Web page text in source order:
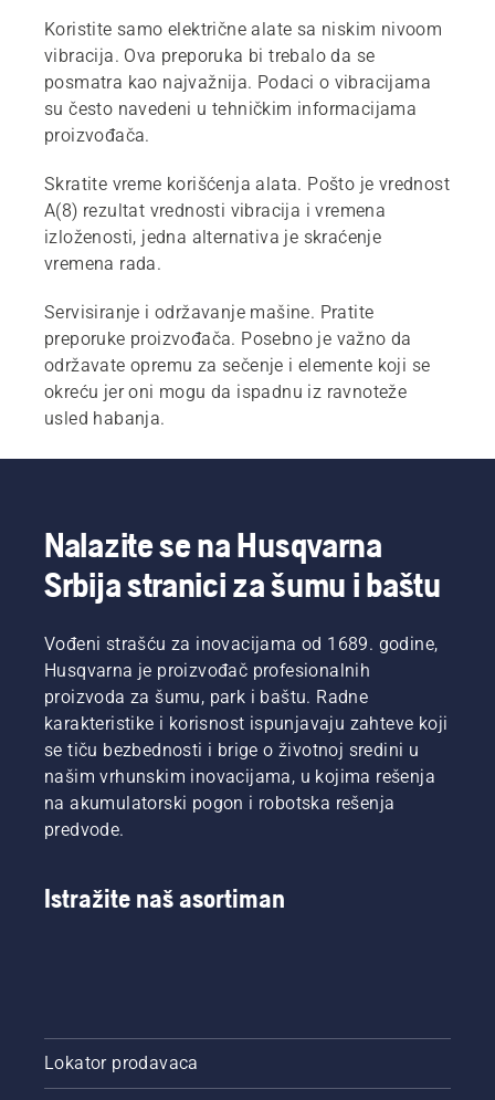
Koristite samo električne alate sa niskim nivoom
vibracija. Ova preporuka bi trebalo da se
posmatra kao najvažnija. Podaci o vibracijama
su često navedeni u tehničkim informacijama
proizvođača.
Skratite vreme korišćenja alata. Pošto je vrednost
A(8) rezultat vrednosti vibracija i vremena
izloženosti, jedna alternativa je skraćenje
vremena rada.
Servisiranje i održavanje mašine. Pratite
preporuke proizvođača. Posebno je važno da
održavate opremu za sečenje i elemente koji se
okreću jer oni mogu da ispadnu iz ravnoteže
usled habanja.
Nalazite se na Husqvarna
Srbija stranici za šumu i baštu
Vođeni strašću za inovacijama od 1689. godine,
Husqvarna je proizvođač profesionalnih
proizvoda za šumu, park i baštu. Radne
karakteristike i korisnost ispunjavaju zahteve koji
se tiču bezbednosti i brige o životnoj sredini u
našim vrhunskim inovacijama, u kojima rešenja
na akumulatorski pogon i robotska rešenja
predvode.
Istražite naš asortiman
Lokator prodavaca